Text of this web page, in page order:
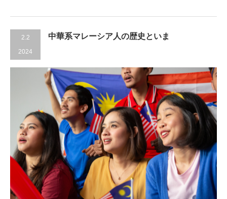
2.2
2024
中華系マレーシア人の歴史といま